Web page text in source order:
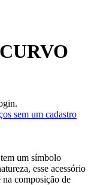
sem um cadastro
um símbolo
esse acessório
na composição de